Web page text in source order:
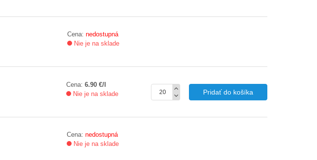
Cena: nedostupná
Nie je na sklade
Cena: 6.90 €/l
Nie je na sklade
Pridať do košíka
Cena: nedostupná
Nie je na sklade